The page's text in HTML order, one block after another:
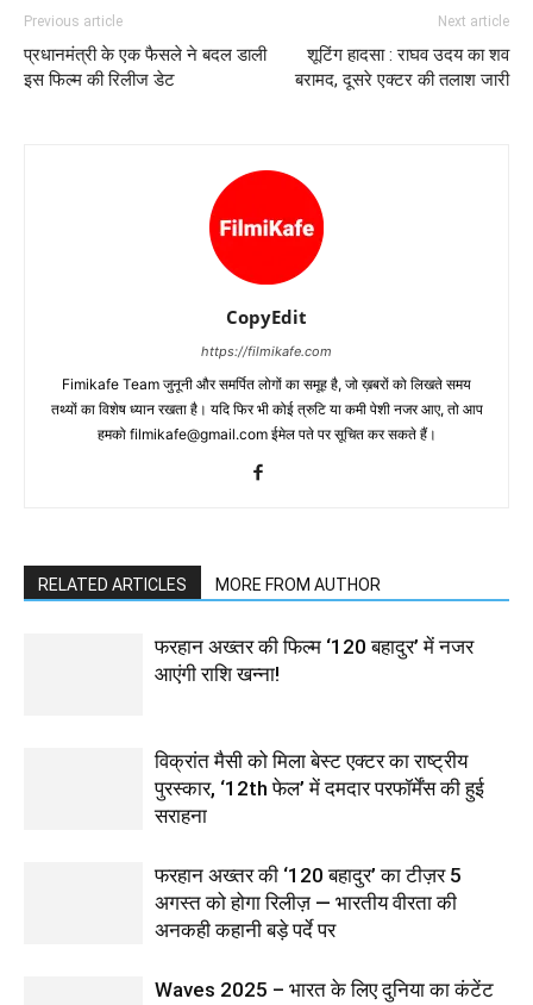
Previous article
प्रधानमंत्री के एक फैसले ने बदल डाली
इस फिल्‍म की रिलीज डेट
Next article
शूटिंग हादसा : राघव उदय का शव
बरामद, दूसरे एक्‍टर की तलाश जारी
CopyEdit
https://filmikafe.com
Fimikafe Team जुनूनी और समर्पित लोगों का समूह है, जो ख़बरों को लिखते समय
तथ्‍यों का विशेष ध्‍यान रखता है। यदि फिर भी कोई त्रुटि या कमी पेशी नजर आए, तो आप
हमको filmikafe@gmail.com ईमेल पते पर सूचित कर सकते हैं।
RELATED ARTICLES MORE FROM AUTHOR
फरहान अख्तर की फिल्म ‘120 बहादुर’ में नजर
आएंगी राशि खन्ना!
विक्रांत मैसी को मिला बेस्ट एक्टर का राष्ट्रीय
पुरस्कार, ‘12th फेल’ में दमदार परफॉर्मेंस की हुई
सराहना
फरहान अख्तर की ‘120 बहादुर’ का टीज़र 5
अगस्त को होगा रिलीज़ — भारतीय वीरता की
अनकही कहानी बड़े पर्दे पर
Waves 2025 – भारत के लिए दुनिया का कंटेंट